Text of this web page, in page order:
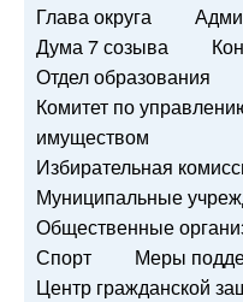
Глава округа
Дума 7 созыва
Отдел образования
Комитет по
имуществом
Избирательная
Муниципальные
Общественные
Спорт
Меры
Центр гражданской